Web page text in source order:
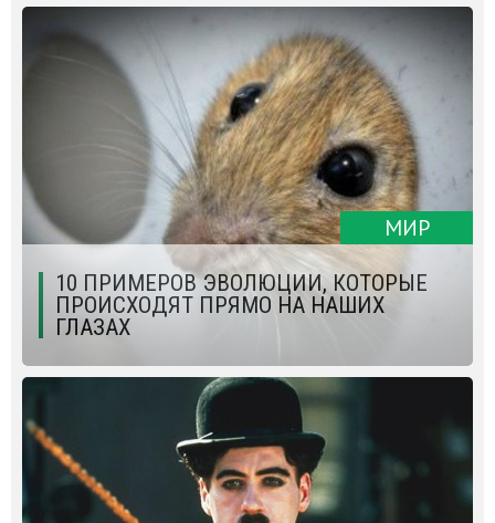
МИР
10 ПРИМЕРОВ ЭВОЛЮЦИИ, КОТОРЫЕ
ПРОИСХОДЯТ ПРЯМО НА НАШИХ
ГЛАЗАХ